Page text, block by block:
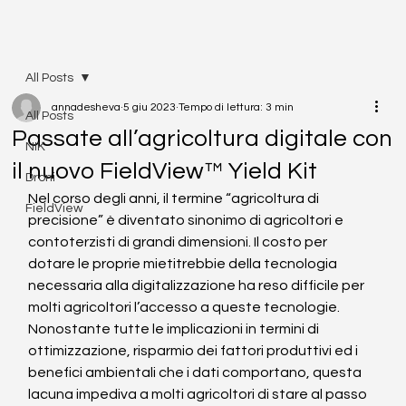
All Posts
NIK
Droni
FieldView
All Posts
Passate all’agricoltura digitale con
il nuovo FieldView™ Yield Kit
annadesheva 5 giu 2023 Tempo di lettura: 3 min
Nel corso degli anni, il termine “agricoltura di
precisione” è diventato sinonimo di agricoltori e
contoterzisti di grandi dimensioni. Il costo per
dotare le proprie mietitrebbie della tecnologia
necessaria alla digitalizzazione ha reso difficile per
molti agricoltori l’accesso a queste tecnologie.
Nonostante tutte le implicazioni in termini di
ottimizzazione, risparmio dei fattori produttivi ed i
benefici ambientali che i dati comportano, questa
lacuna impediva a molti agricoltori di stare al passo